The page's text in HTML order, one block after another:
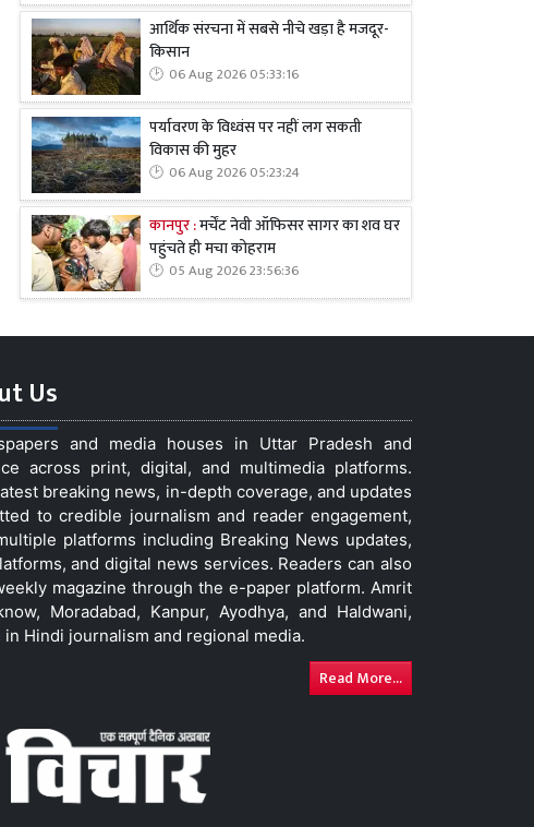
आर्थिक संरचना में सबसे नीचे खड़ा है मजदूर-
किसान
06 Aug 2026 05:33:16
पर्यावरण के विध्वंस पर नहीं लग सकती
विकास की मुहर
06 Aug 2026 05:23:24
कानपुर :मर्चेंट नेवी ऑफिसर सागर का शव घर
पहुंचते ही मचा कोहराम
05 Aug 2026 23:56:36
Us
and media houses in Uttar Pradesh and
across print, digital, and multimedia platforms.
breaking news, in-depth coverage, and updates
to credible journalism and reader engagement,
platforms including Breaking News updates,
and digital news services. Readers can also
magazine through the e-paper platform. Amrit
Moradabad, Kanpur, Ayodhya, and Haldwani,
Hindi journalism and regional media.
Read More...